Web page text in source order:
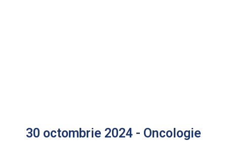
30 octombrie 2024 - Oncologie